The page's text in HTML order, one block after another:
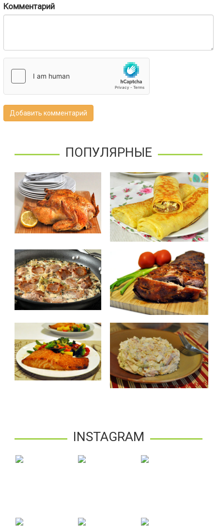
Комментарий
Добавить комментарий
ПОПУЛЯРНЫЕ
INSTAGRAM